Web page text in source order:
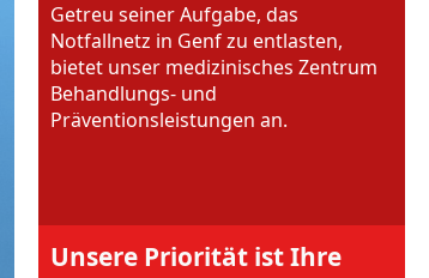
Getreu seiner Aufgabe, das
Notfallnetz in Genf zu entlasten,
bietet unser medizinisches Zentrum
Behandlungs- und
Präventionsleistungen an.
Unsere Priorität ist Ihre